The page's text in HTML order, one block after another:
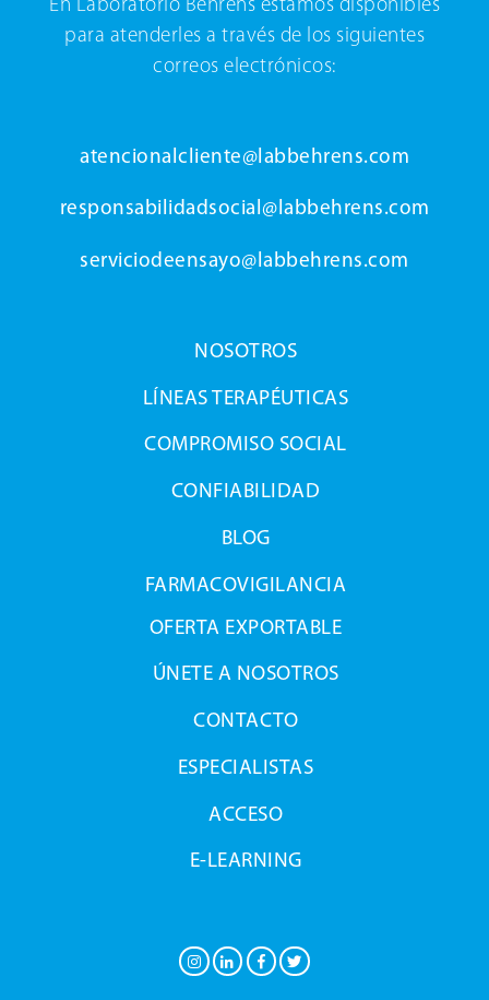
En Laboratorio Behrens estamos disponibles
para atenderles a través de los siguientes
correos electrónicos:
atencionalcliente@labbehrens.com
responsabilidadsocial@labbehrens.com
serviciodeensayo@labbehrens.com
NOSOTROS
LÍNEAS TERAPÉUTICAS
COMPROMISO SOCIAL
CONFIABILIDAD
BLOG
FARMACOVIGILANCIA
OFERTA EXPORTABLE
ÚNETE A NOSOTROS
CONTACTO
ESPECIALISTAS
ACCESO
E-LEARNING